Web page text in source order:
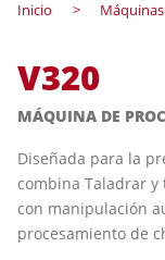
Inicio Máquinas
V320
MÁQUINA DE
Diseñada para la
combina Taladrar y
con manipulación
procesamiento de